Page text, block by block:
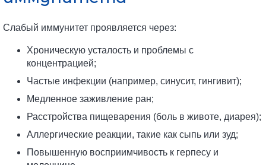
Слабый иммунитет проявляется через:
Хроническую усталость и проблемы с
концентрацией;
Частые инфекции (например, синусит, гингивит);
Медленное заживление ран;
Расстройства пищеварения (боль в животе, диарея);
Аллергические реакции, такие как сыпь или зуд;
Повышенную восприимчивость к герпесу и